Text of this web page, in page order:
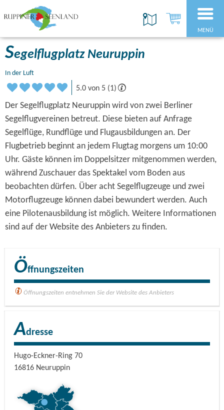
MENÜ
Segelflugplatz Neuruppin
In der Luft
5.0 von 5 (1)
Der Segelflugplatz Neuruppin wird von zwei Berliner
Segelflugvereinen betreut. Diese bieten auf Anfrage
Segelflüge, Rundflüge und Flugausbildungen an. Der
Flugbetrieb beginnt an jedem Flugtag morgens um 10:00
Uhr. Gäste können im Doppelsitzer mitgenommen werden,
während Zuschauer das Spektakel vom Boden aus
beobachten dürfen. Über acht Segelflugzeuge und zwei
Motorflugzeuge können dabei bewundert werden. Auch
eine Pilotenausbildung ist möglich. Weitere Informationen
sind auf der Website des Anbieters zu finden.
Öffnungszeiten
Öffnungszeiten entnehmen Sie der Website des Anbieters
Adresse
Hugo-Eckner-Ring 70
16816 Neuruppin